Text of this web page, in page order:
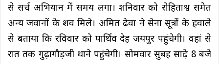
से सर्च अभियान में समय लगा। शनिवार को रोहिताश्व समेत
अन्य जवानों के शव मिले। अमित ढेवा ने सेना सूत्रों के हवाले
से बताया कि रविवार को पार्थिव देह जयपुर पहुंचेगी। वहां से
रात तक गुढ़ागौड़जी थाने पहुंचेगी। सोमवार सुबह साढ़े 8 बजे